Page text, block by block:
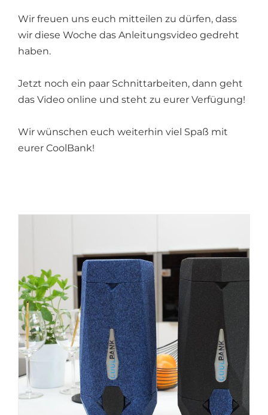
Wir freuen uns euch mitteilen zu dürfen, dass
wir diese Woche das Anleitungsvideo gedreht
haben.
Jetzt noch ein paar Schnittarbeiten, dann geht
das Video online und steht zu eurer Verfügung!
Wir wünschen euch weiterhin viel Spaß mit
eurer CoolBank!